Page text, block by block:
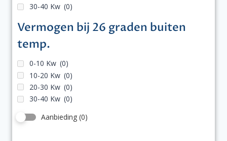
30-40 Kw (0)
Vermogen bij 26 graden buiten
temp.
0-10 Kw (0)
10-20 Kw (0)
20-30 Kw (0)
30-40 Kw (0)
Aanbieding (0)